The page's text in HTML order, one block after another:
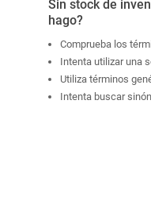
Sin stock de
hago?
Comprueba los
Intenta utilizar una
Utiliza términos
Intenta buscar